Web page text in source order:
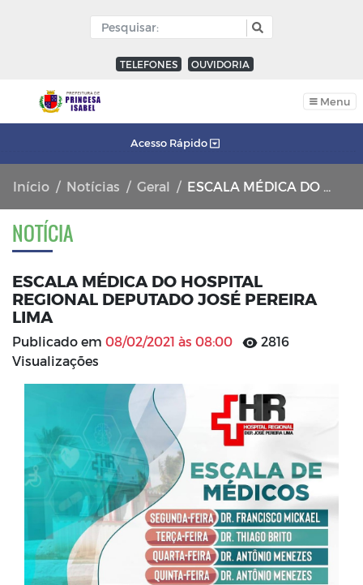
TELEFONES OUVIDORIA
Menu
Acesso Rápido
Início Notícias Geral ESCALA MÉDICA DO HOSPITAL REGIONAL DEPUTADO JOSÉ PEREIRA LIMA
NOTÍCIA
ESCALA MÉDICA DO HOSPITAL
REGIONAL DEPUTADO JOSÉ PEREIRA
LIMA
Publicado em 08/02/2021 às 08:00
2816
Visualizações